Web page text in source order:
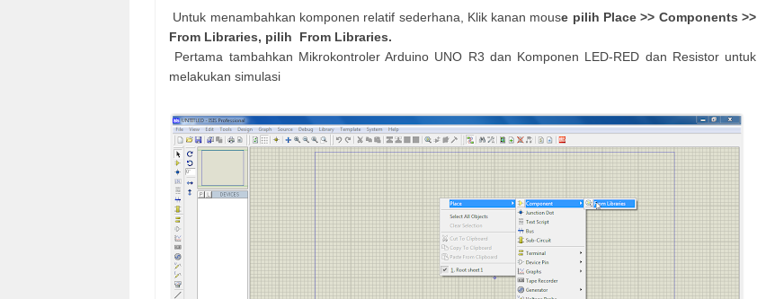
Untuk menambahkan komponen relatif sederhana, Klik kanan mouse pilih Place >> Components >>
From Libraries, pilih
From Libraries.
Pertama tambahkan Mikrokontroler Arduino UNO R3 dan Komponen LED-RED dan Resistor untuk
melakukan simulasi